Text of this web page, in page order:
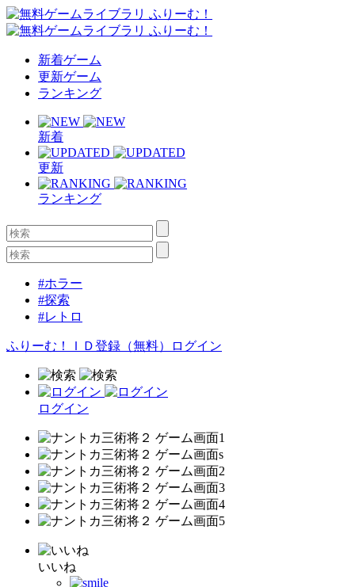
新着ゲーム
更新ゲーム
ランキング
新着
更新
ランキング
#ホラー
#探索
#レトロ
ふりーむ！ＩＤ登録（無料） ログイン
ログイン
いいね